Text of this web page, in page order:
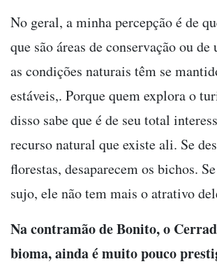
No geral, a minha percepção é de
que são áreas de conservação ou
as condições naturais têm se
estáveis,. Porque quem explora o
disso sabe que é de seu total
recurso natural que existe ali. Se
florestas, desaparecem os bichos.
sujo, ele não tem mais o atrativo
Na contramão de Bonito, o
bioma, ainda é muito pouco